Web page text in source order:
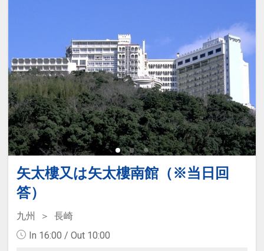
矢太樓又は矢太樓南館（※当日回
答）
九州
長崎
In 16:00 / Out 10:00